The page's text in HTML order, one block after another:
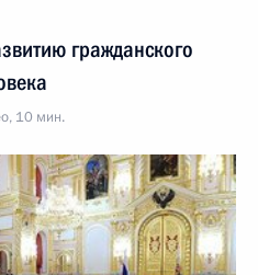
гражданского
10 мин.